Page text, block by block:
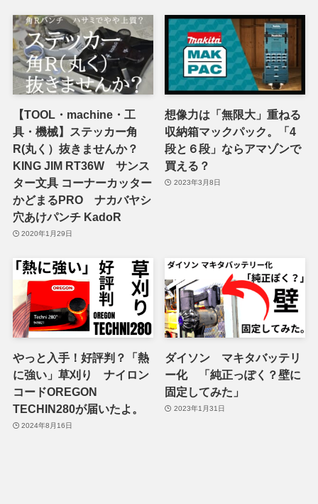
【TOOL・machine・工
具・機械】ステッカー角
R(丸く）抜きませんか？
KING JIM RT36W サンス
ター文具 コーナーカッター
かどまるPRO ナカバヤシ
穴あけパンチ KadoR
2020年1月29日
想像力は「無限大」重ねる
収納箱マックパック。「4
段と６段」ならアマゾンで
買える？
2023年3月8日
やっと入手！好評判？「熱
に強い」草刈り ナイロン
コードOREGON
TECHIN280が届いたよ。
2024年8月16日
ダイソン マキタバッテリ
ー化 「純正っぽく？壁に
固定してみた」
2023年1月31日